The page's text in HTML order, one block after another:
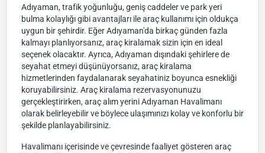
Adıyaman, trafik yoğunluğu, geniş caddeler ve park yeri
bulma kolaylığı gibi avantajları ile araç kullanımı için oldukça
uygun bir şehirdir. Eğer Adıyaman'da birkaç günden fazla
kalmayı planlıyorsanız, araç kiralamak sizin için en ideal
seçenek olacaktır. Ayrıca, Adıyaman dışındaki şehirlere de
seyahat etmeyi düşünüyorsanız, araç kiralama
hizmetlerinden faydalanarak seyahatiniz boyunca esnekliği
koruyabilirsiniz. Araç kiralama rezervasyonunuzu
gerçekleştirirken, araç alım yerini Adıyaman Havalimanı
olarak belirleyebilir ve böylece ulaşımınızı kolay ve konforlu bir
şekilde planlayabilirsiniz.
Havalimanı içerisinde ve çevresinde faaliyet gösteren araç